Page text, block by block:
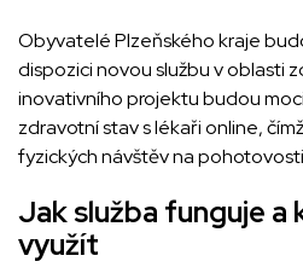
Obyvatelé Plzeňského kraje
dispozici novou službu v oblasti
inovativního projektu budou
zdravotní stav s lékaři online,
fyzických návštěv na
Jak služba funguje a
využít